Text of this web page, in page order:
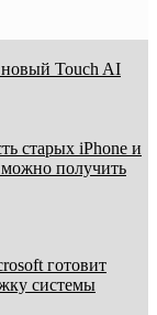
Touch AI
старых iPhone и
можно получить
готовит
системы